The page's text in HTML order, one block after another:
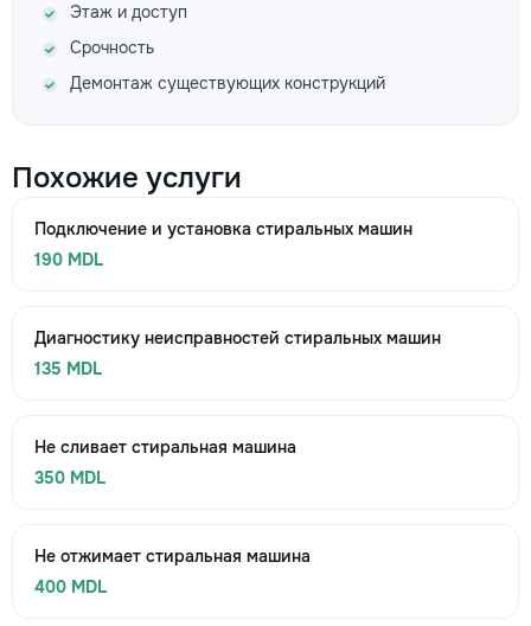
Этаж и доступ
Срочность
Демонтаж существующих конструкций
Похожие услуги
Подключение и установка стиральных машин
190 MDL
Диагностику неисправностей стиральных машин
135 MDL
Не сливает стиральная машина
350 MDL
Не отжимает стиральная машина
400 MDL